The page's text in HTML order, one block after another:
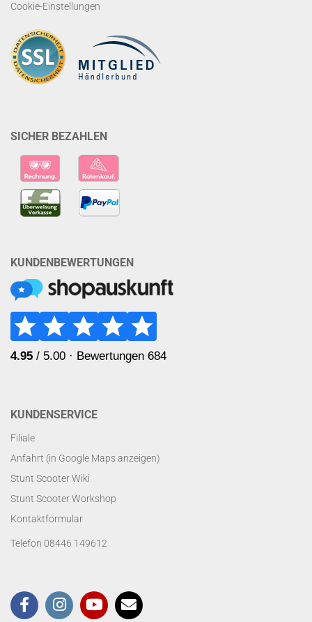
Cookie-Einstellungen
SICHER BEZAHLEN
KUNDENBEWERTUNGEN
KUNDENSERVICE
Filiale
Anfahrt (in Google Maps anzeigen)
Stunt Scooter Wiki
Stunt Scooter Workshop
Kontaktformular
Telefon 08446 149612